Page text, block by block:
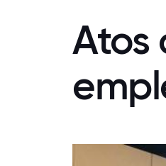
Atos